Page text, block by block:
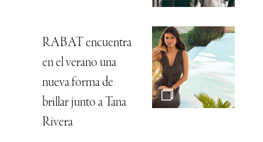
RABAT encuentra
en el verano una
nueva forma de
brillar junto a Tana
Rivera